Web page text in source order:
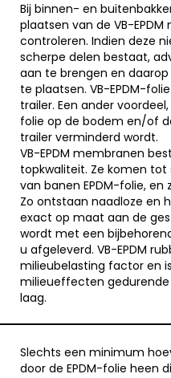
Bij binnen- en
plaatsen van de VB-
controleren. Indien deze
scherpe delen bestaat,
aan te brengen en
te plaatsen. VB-EPDM-
trailer. Een ander
folie op de bodem en/of
trailer verminderd wordt.
VB-EPDM membranen
topkwaliteit. Ze komen
van banen EPDM-folie, en
Zo ontstaan naadloze en
exact op maat aan de
wordt met een
u afgeleverd. VB-EPDM
milieubelasting factor en
milieueffecten gedurende
laag.
Slechts een minimum
door de EPDM-folie heen